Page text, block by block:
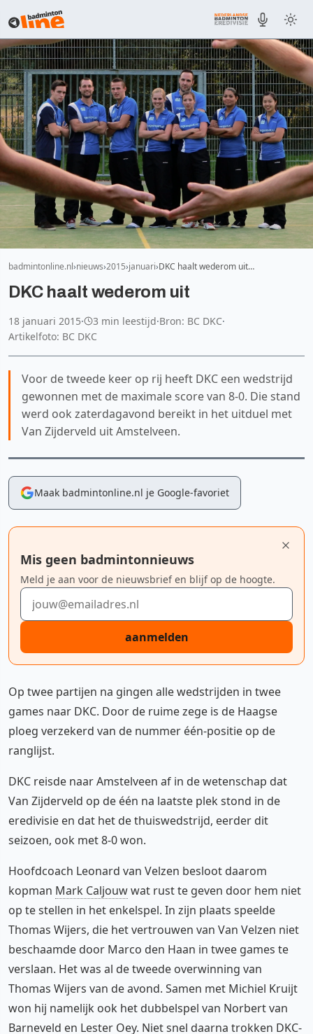
badmintonline.nl nieuws 2015 januari DKC haalt wederom uit…
DKC haalt wederom uit
18 januari 2015· 3 min leestijd·Bron: BC DKC·
Artikelfoto: BC DKC
Voor de tweede keer op rij heeft DKC een wedstrijd
gewonnen met de maximale score van 8-0. Die stand
werd ook zaterdagavond bereikt in het uitduel met
Van Zijderveld uit Amstelveen.
Maak badmintonline.nl je Google-favoriet
Mis geen badmintonnieuws
Meld je aan voor de nieuwsbrief en blijf op de hoogte.
E-mailadres
aanmelden
Op twee partijen na gingen alle wedstrijden in twee
games naar DKC. Door de ruime zege is de Haagse
ploeg verzekerd van de nummer één-positie op de
ranglijst.
DKC reisde naar Amstelveen af in de wetenschap dat
Van Zijderveld op de één na laatste plek stond in de
eredivisie en dat het de thuiswedstrijd, eerder dit
seizoen, ook met 8-0 won.
Hoofdcoach Leonard van Velzen besloot daarom
kopman Mark Caljouwwat rust te geven door hem niet
op te stellen in het enkelspel. In zijn plaats speelde
Thomas Wijers, die het vertrouwen van Van Velzen niet
beschaamde door Marco den Haan in twee games te
verslaan. Het was al de tweede overwinning van
Thomas Wijers van de avond. Samen met Michiel Kruijt
won hij namelijk ook het dubbelspel van Norbert van
Barneveld en Lester Oey. Niet snel daarna trokken DKC-